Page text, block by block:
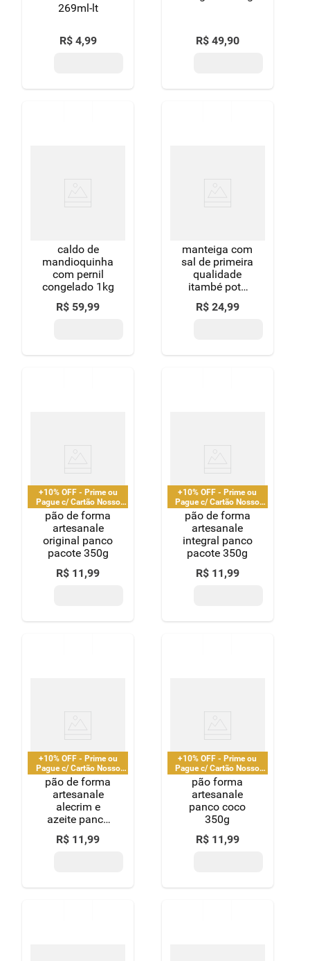
269ml-lt
R$ 4,99 R$ 49,90
caldo de
mandioquinha
com pernil
congelado 1kg
R$ 59,99
manteiga com
sal de primeira
qualidade
itambé pote
500g
R$ 24,99
+10% OFF - Prime ou
Pague c/ Cartão Nosso
Pay
pão de forma
artesanale
original panco
pacote 350g
R$ 11,99
+10% OFF - Prime ou
Pague c/ Cartão Nosso
Pay
pão de forma
artesanale
integral panco
pacote 350g
R$ 11,99
+10% OFF - Prime ou
Pague c/ Cartão Nosso
Pay
pão de forma
artesanale
alecrim e
azeite panco
350g
R$ 11,99
+10% OFF - Prime ou
Pague c/ Cartão Nosso
Pay
pão forma
artesanale
panco coco
350g
R$ 11,99